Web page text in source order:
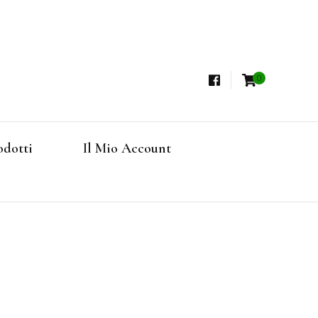
Tisane Terapeutiche Esclusive, Tè Pregiati
0
Il Mio Account